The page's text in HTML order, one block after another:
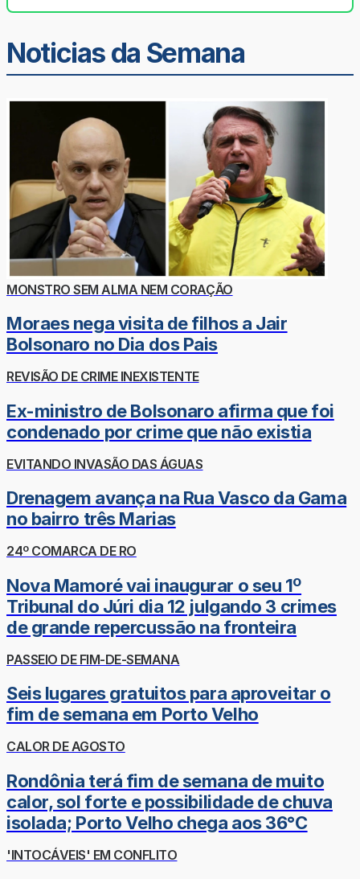
Noticias da Semana
MONSTRO SEM ALMA NEM CORAÇÃO
Moraes nega visita de filhos a Jair
Bolsonaro no Dia dos Pais
REVISÃO DE CRIME INEXISTENTE
Ex-ministro de Bolsonaro afirma que foi
condenado por crime que não existia
EVITANDO INVASÃO DAS ÁGUAS
Drenagem avança na Rua Vasco da Gama
no bairro três Marias
24º COMARCA DE RO
Nova Mamoré vai inaugurar o seu 1º
Tribunal do Júri dia 12 julgando 3 crimes
de grande repercussão na fronteira
PASSEIO DE FIM-DE-SEMANA
Seis lugares gratuitos para aproveitar o
fim de semana em Porto Velho
CALOR DE AGOSTO
Rondônia terá fim de semana de muito
calor, sol forte e possibilidade de chuva
isolada; Porto Velho chega aos 36°C
'INTOCÁVEIS' EM CONFLITO